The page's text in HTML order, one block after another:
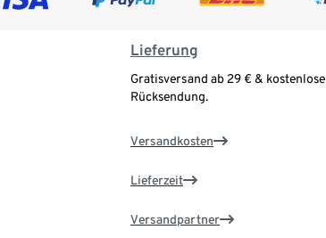
Lieferung
Gratisversand ab 29 € & kostenlose
Rücksendung.
Versandkosten
Lieferzeit
Versandpartner